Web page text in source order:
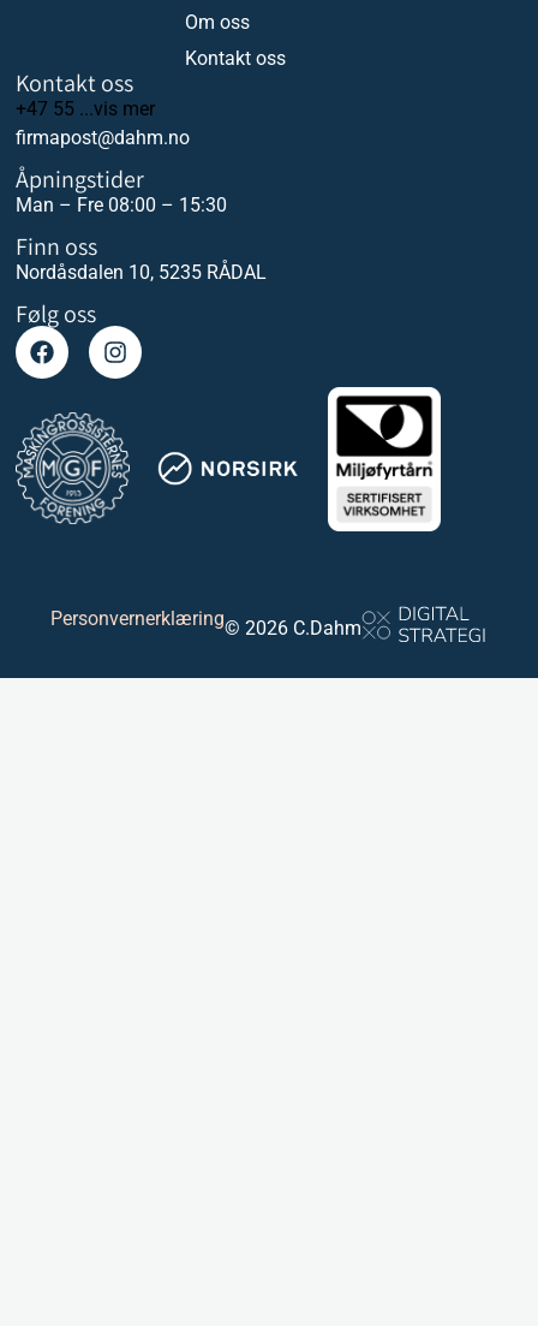
Om oss
Kontakt oss
Kontakt oss
+47 55 ...vis mer
firmapost@dahm.no
Åpningstider
Man – Fre 08:00 – 15:30
Finn oss
Nordåsdalen 10, 5235 RÅDAL
Følg oss
Personvernerklæring© 2026 C.Dahm